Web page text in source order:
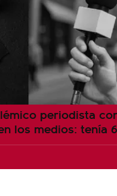
periodista
los medios: tenía